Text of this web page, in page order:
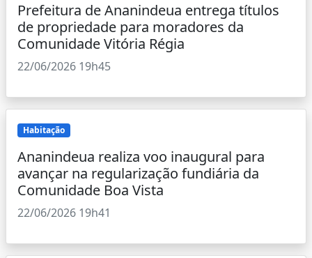
Prefeitura de Ananindeua entrega títulos
de propriedade para moradores da
Comunidade Vitória Régia
22/06/2026 19h45
Habitação
Ananindeua realiza voo inaugural para
avançar na regularização fundiária da
Comunidade Boa Vista
22/06/2026 19h41